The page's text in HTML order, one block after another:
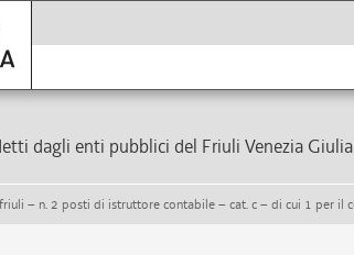
dagli enti pubblici del Friuli Venezia Giulia
– cat. c – di cui 1 per il comune di cervignano del friuli e 1 per il comune di terzo d’aquileia – riservati